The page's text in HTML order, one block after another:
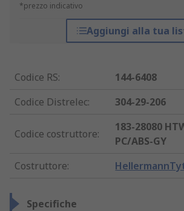
*prezzo indicativo
Aggiungi alla tua
Codice RS:
144-6408
Codice Distrelec: 304-29-206
Codice costruttore:
183-28080
PC/ABS-GY
Costruttore:
Specifiche